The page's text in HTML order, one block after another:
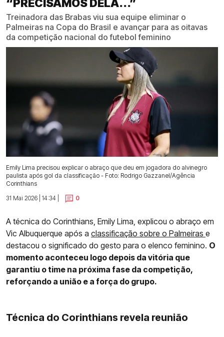
“PRECISAMOS DELA...”
Treinadora das Brabas viu sua equipe eliminar o
Palmeiras na Copa do Brasil e avançar para as oitavas
da competição nacional do futebol feminino
Emily Lima precisou explicar o abraço que deu em jogadora do alvinegro
paulista após gol da classificação - Foto: Rodrigo Gazzanel/Agência
Corinthians
31 Mai 2026 | 14:34 |
0
A técnica do Corinthians, Emily Lima, explicou o abraço em
Vic Albuquerque após a classificação sobre o Palmeiras e
destacou o significado do gesto para o elenco feminino. O
momento aconteceu logo depois da vitória que
garantiu o time na próxima fase da competição,
reforçando a união e a força do grupo.
Técnica do Corinthians revela reunião